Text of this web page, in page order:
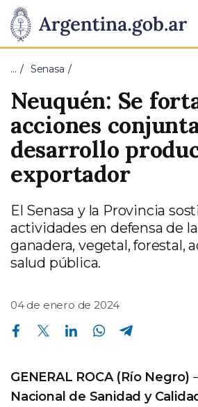
Presidencia
de
la
Nación
Pasar al contenido principal
… Senasa
Neuquén: Se
acciones
desarrollo
exportador
El Senasa y la Provincia
actividades en defensa de
ganadera, vegetal, forestal,
salud pública.
04 de enero de 2024
Compartir en Facebook Compartir en Twitter Compartir en Linkedin Compartir en Whatsapp
GENERAL ROCA (Río Negro)
Nacional de Sanidad y